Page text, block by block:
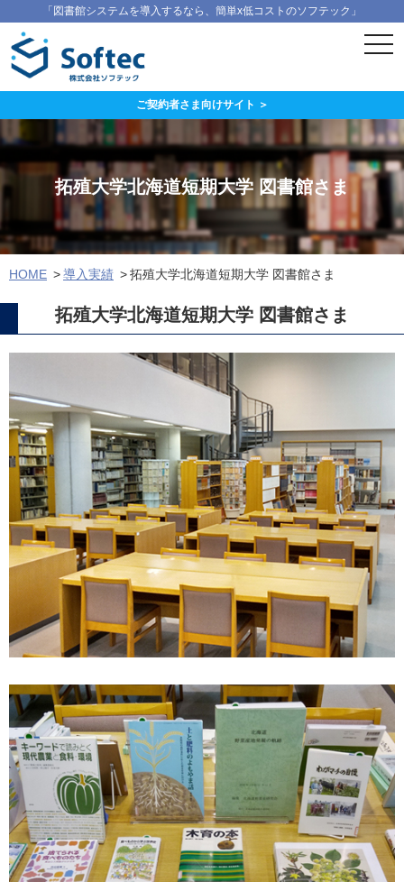
「図書館システムを導入するなら、簡単x低コストのソフテック」
ご契約者さま向けサイト ＞
拓殖大学北海道短期大学 図書館さま
HOME 導入実績 拓殖大学北海道短期大学 図書館さま
拓殖大学北海道短期大学 図書館さま
ス
マ
メ
ニ
ュ